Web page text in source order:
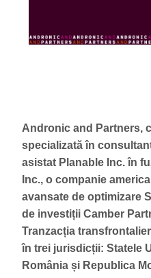
Andronic and Partners,
specializată în
asistat Planable Inc. în
Inc., o companie
avansate de optimizare
de investiții Camber
Tranzacția
în trei jurisdicții: Statele
România și Republica